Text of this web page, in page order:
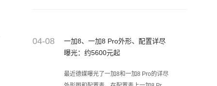
04-08
一加8、一加8 Pro外形、配置详尽
曝光：约5600元起
最近德媒曝光了一加8和一加8 Pro的详尽